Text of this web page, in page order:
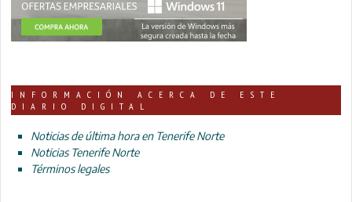
INFORMACIÓN ACERCA DE ESTE
DIARIO DIGITAL
Noticias de última hora en Tenerife Norte
Noticias Tenerife Norte
Términos legales